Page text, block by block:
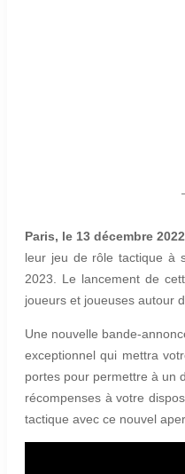
Paris, le 13 décembre 2022
leur jeu de rôle tactique à
2023. Le lancement de
joueurs et joueuses autour
Une nouvelle bande-
exceptionnel qui mettra
portes pour permettre à un
récompenses à votre
tactique avec ce nouvel